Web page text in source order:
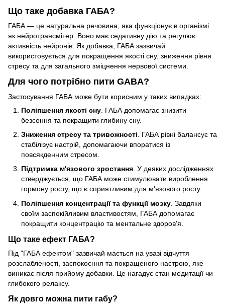
Що таке добавка ГАБА?
ГАБА — це натуральна речовина, яка функціонує в організмі
як нейротрансмітер. Воно має седативну дію та регулює
активність нейронів. Як добавка, ГАБА зазвичай
використовується для покращення якості сну, зниження рівня
стресу та для загального зміцнення нервової системи.
Для чого потрібно пити GABA?
Застосування ГАБА може бути корисним у таких випадках:
Поліпшення якості сну . ГАБА допомагає знизити
безсоння та покращити глибину сну.
Зниження стресу та тривожності . ГАБА рівні балансує та
стабілізує настрій, допомагаючи впоратися із
повсякденним стресом.
Підтримка м'язового зростання. У деяких дослідженнях
стверджується, що ГАБА може стимулювати вироблення
гормону росту, що є сприятливим для м'язового росту.
Поліпшення концентрації та функції мозку . Завдяки
своїм заспокійливим властивостям, ГАБА допомагає
покращити концентрацію та ментальне здоров'я.
Що таке ефект ГАБА?
Під "ГАБА ефектом" зазвичай мається на увазі відчуття
розслабленості, заспокоєння та покращеного настрою, яке
виникає після прийому добавки. Це нагадує стан медитації чи
глибокого релаксу.
Як довго можна пити габу?